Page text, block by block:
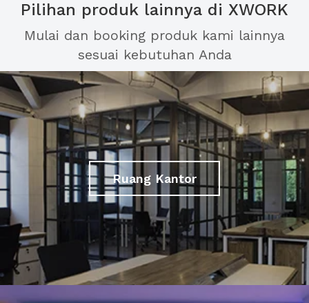
Pilihan produk lainnya di XWORK
Mulai dan booking produk kami lainnya
sesuai kebutuhan Anda
Ruang Kantor